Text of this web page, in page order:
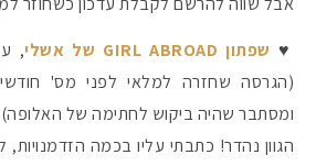
♥ שפתון GIRL ABROAD של אשלי
(הגרסה שחזרה למלאי לפני מס'
ומסתבר שהיה ביקוש לחתימה של
הגוון נהדר! כתבתי עליו בכמה הזדמנויות,